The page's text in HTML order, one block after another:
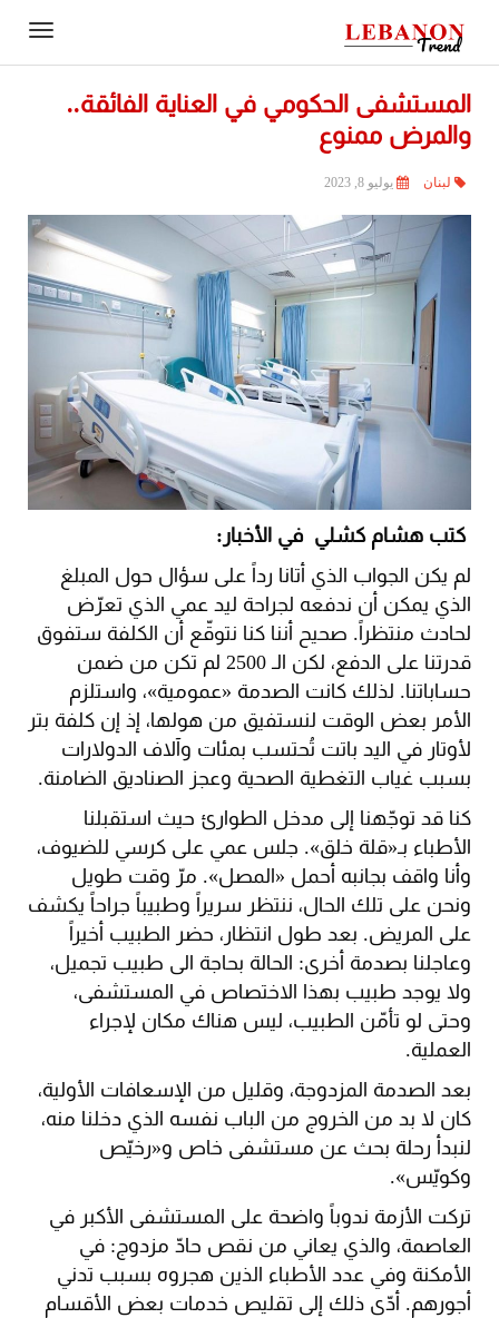
المستشفى الحكومي في العناية الفائقة..
والمرض ممنوع
لبنان يوليو 8, 2023
كتب هشام كشلي في الأخبار:
لم يكن الجواب الذي أتانا رداً على سؤال حول المبلغ
الذي يمكن أن ندفعه لجراحة ليد عمي الذي تعرّض
لحادث منتظراً. صحيح أننا كنا نتوقّع أن الكلفة ستفوق
قدرتنا على الدفع، لكن الـ 2500 لم تكن من ضمن
حساباتنا. لذلك كانت الصدمة «عمومية»، واستلزم
الأمر بعض الوقت لنستفيق من هولها، إذ إن كلفة بتر
لأوتار في اليد باتت تُحتسب بمئات وآلاف الدولارات
بسبب غياب التغطية الصحية وعجز الصناديق الضامنة.
كنا قد توجّهنا إلى مدخل الطوارئ حيث استقبلنا
الأطباء بـ«قلة خلق». جلس عمي على كرسي للضيوف،
وأنا واقف بجانبه أحمل «المصل». مرّ وقت طويل
ونحن على تلك الحال، ننتظر سريراً وطبيباً جراحاً يكشف
على المريض. بعد طول انتظار، حضر الطبيب أخيراً
وعاجلنا بصدمة أخرى: الحالة بحاجة الى طبيب تجميل،
ولا يوجد طبيب بهذا الاختصاص في المستشفى،
وحتى لو تأمّن الطبيب، ليس هناك مكان لإجراء
العملية.
بعد الصدمة المزدوجة، وقليل من الإسعافات الأولية،
كان لا بد من الخروج من الباب نفسه الذي دخلنا منه،
لنبدأ رحلة بحث عن مستشفى خاص و«رخيّص
وكويّس».
تركت الأزمة ندوباً واضحة على المستشفى الأكبر في
العاصمة، والذي يعاني من نقص حادّ مزدوج: في
الأمكنة وفي عدد الأطباء الذين هجروه بسبب تدني
أجورهم. أدّى ذلك إلى تقليص خدمات بعض الأقسام
Contact
Us